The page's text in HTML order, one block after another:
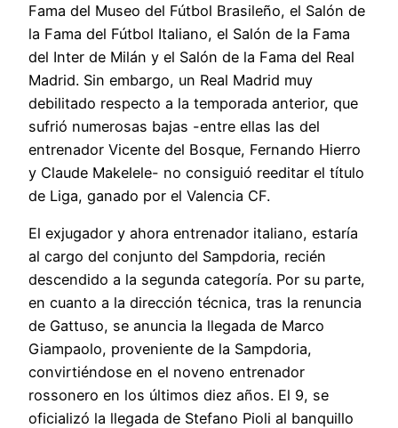
Fama del Museo del Fútbol Brasileño, el Salón de
la Fama del Fútbol Italiano, el Salón de la Fama
del Inter de Milán y el Salón de la Fama del Real
Madrid. Sin embargo, un Real Madrid muy
debilitado respecto a la temporada anterior, que
sufrió numerosas bajas -entre ellas las del
entrenador Vicente del Bosque, Fernando Hierro
y Claude Makelele- no consiguió reeditar el título
de Liga, ganado por el Valencia CF.
El exjugador y ahora entrenador italiano, estaría
al cargo del conjunto del Sampdoria, recién
descendido a la segunda categoría. Por su parte,
en cuanto a la dirección técnica, tras la renuncia
de Gattuso, se anuncia la llegada de Marco
Giampaolo, proveniente de la Sampdoria,
convirtiéndose en el noveno entrenador
rossonero en los últimos diez años. El 9, se
oficializó la llegada de Stefano Pioli al banquillo